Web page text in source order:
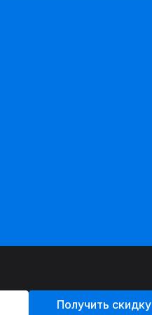
Получить скидку